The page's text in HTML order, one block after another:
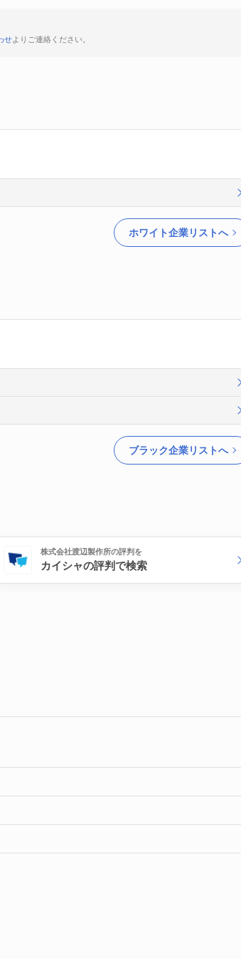
せよりご連絡ください。
ホワイト企業リストへ
ブラック企業リストへ
株式会社渡辺製作所の評判を
カイシャの評判で検索